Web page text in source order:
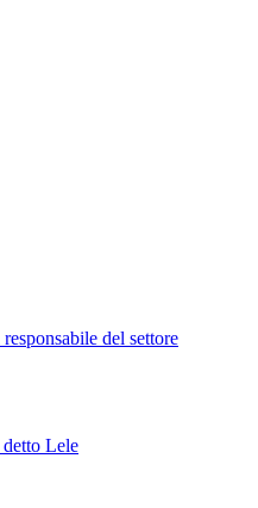
del settore
Lele